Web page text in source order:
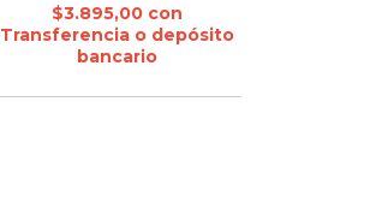
$3.895,00 con
Transferencia o depósito
bancario